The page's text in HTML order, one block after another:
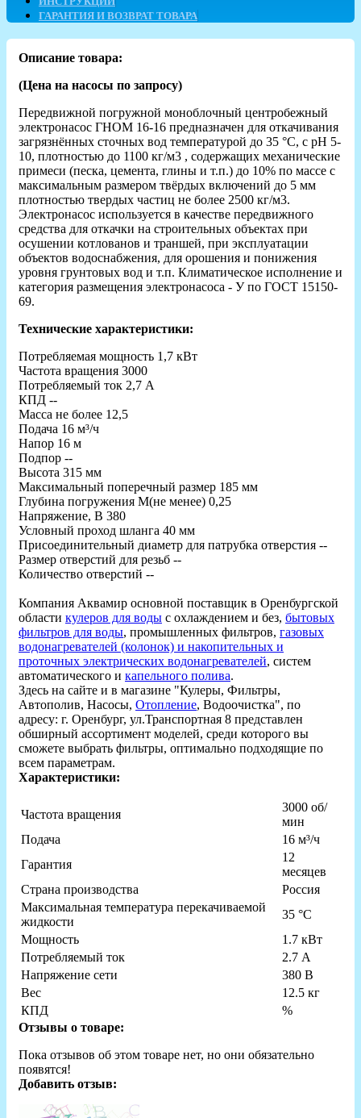
ГАРАНТИЯ И ВОЗВРАТ ТОВАРА
Описание товара:
(Цена на насосы по запросу)
Передвижной погружной моноблочный центробежный
электронасос ГНОМ 16-16 предназначен для откачивания
загрязнённых сточных вод температурой до 35 °С, с рН 5-
10, плотностью до 1100 кг/м3 , содержащих механические
примеси (песка, цемента, глины и т.п.) до 10% по массе с
максимальным размером твёрдых включений до 5 мм
плотностью твердых частиц не более 2500 кг/м3.
Электронасос используется в качестве передвижного
средства для откачки на строительных объектах при
осушении котлованов и траншей, при эксплуатации
объектов водоснабжения, для орошения и понижения
уровня грунтовых вод и т.п. Климатическое исполнение и
категория размещения электронасоса - У по ГОСТ 15150-
69.
Технические характеристики:
Потребляемая мощность 1,7 кВт
Частота вращения 3000
Потребляемый ток 2,7 А
КПД --
Масса не более 12,5
Подача 16 м³/ч
Напор 16 м
Подпор --
Высота 315 мм
Максимальный поперечный размер 185 мм
Глубина погружения М(не менее) 0,25
Напряжение, В 380
Условный проход шланга 40 мм
Присоединительный диаметр для патрубка отверстия --
Размер отверстий для резьб --
Количество отверстий --
Компания Аквамир основной поставщик в Оренбургской
области кулеров для воды с охлаждением и без, бытовых
фильтров для воды, промышленных фильтров, газовых
водонагревателей (колонок) и накопительных и
проточных электрических водонагревателей, систем
автоматического и капельного полива.
Здесь на сайте и в магазине "Кулеры, Фильтры,
Автополив, Насосы, Отопление, Водоочистка", по
адресу: г. Оренбург, ул.Транспортная 8 представлен
обширный ассортимент моделей, среди которого вы
сможете выбрать фильтры, оптимально подходящие по
всем параметрам.
Характеристики:
Частота вращения
3000 об/
мин
Подача
16 м³/ч
Гарантия
12
месяцев
Страна производства
Россия
Максимальная температура перекачиваемой
жидкости
35 °C
Мощность
1.7 кВт
Потребляемый ток
2.7 А
Напряжение сети
380 В
Вес
12.5 кг
КПД
%
Отзывы о товаре:
Пока отзывов об этом товаре нет, но они обязательно
появятся!
Добавить отзыв: